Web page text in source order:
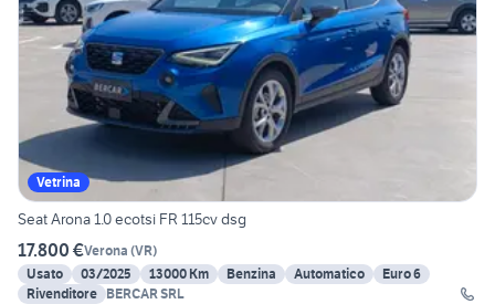
Vetrina
Seat Arona 1.0 ecotsi FR 115cv dsg
17.800 €Verona (VR)
Usato
03/2025 13000 Km Benzina Automatico
Euro 6
Rivenditore BERCAR SRL